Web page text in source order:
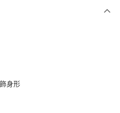
台北富邦商業銀行
身形